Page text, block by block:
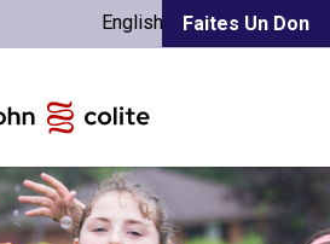
Faites Un Don
English